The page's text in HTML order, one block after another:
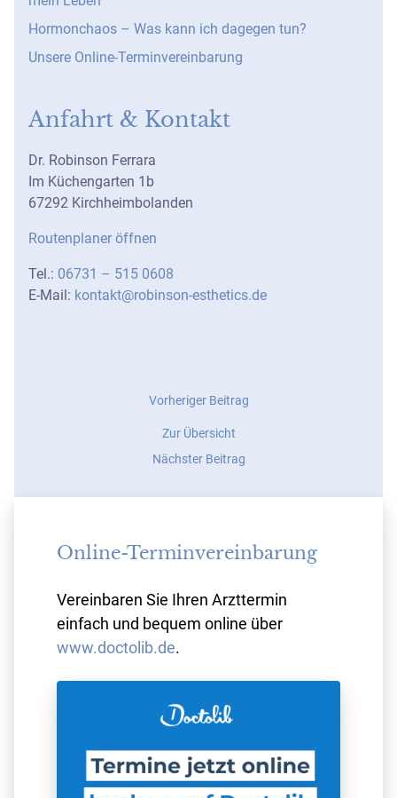
Hormonchaos – Was kann ich dagegen tun?
Unsere Online-Terminvereinbarung
Anfahrt & Kontakt
Dr. Robinson Ferrara
Im Küchengarten 1b
67292 Kirchheimbolanden
Routenplaner öffnen
Tel.: 06731 – 515 0608
E-Mail: kontakt@robinson-esthetics.de
Vorheriger BeitragVorheriger
Zur Übersicht
Nächster BeitragNächster
Interview
FAZ
Implantaten
Online-Terminvereinbarung
Vereinbaren Sie Ihren Arzttermin
einfach und bequem online über
www.doctolib.de.